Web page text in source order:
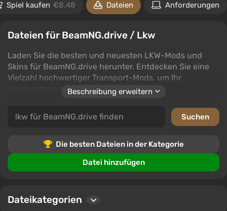
Spiel kaufen €8.48 Dateien Anforderungen
Dateien für BeamNG.drive / Lkw
Laden Sie die besten und neuesten LKW-Mods und
Skins für BeamNG.drive herunter. Entdecken Sie eine
Vielzahl hochwertiger Transport-Mods, um Ihr
Spielerlebnis zu verbessern.
Diese Kategorie bietet eine Vielzahl von LKW-Mods und
Skins, die für verschiedene Stile und Vorlieben
futuristischen Stilen ist alles dabei.
Benutzer können Dateien in dieser Kategorie und ihren
Unterkategorien herunterladen, Kommentare
visuelle Effekte oder eine bessere Leistung wünschen,
hier finden Sie die passende Option.
Beschreibung erweitern
Die besten Dateien in der Kategorie
Datei hinzufügen
Dateikategorien